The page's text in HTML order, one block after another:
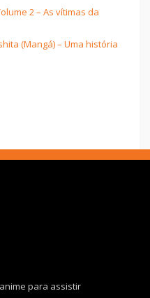
2 – As vítimas da
(Mangá) – Uma história
para assistir